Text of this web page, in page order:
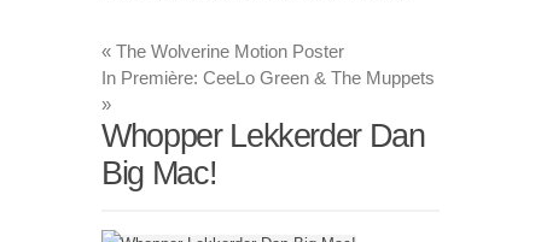
« The Wolverine Motion Poster
In Première: CeeLo Green & The Muppets
»
Whopper Lekkerder Dan
Big Mac!